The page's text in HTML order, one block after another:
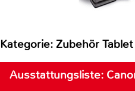
Kategorie: Zubehör
Ausstattungsliste: